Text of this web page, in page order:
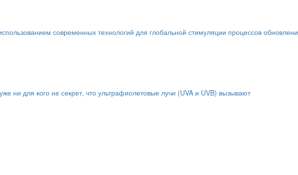
современных технологий для глобальной стимуляции процессов
ни для кого не секрет, что ультрафиолетовые лучи (UVA и UVB) вызывают